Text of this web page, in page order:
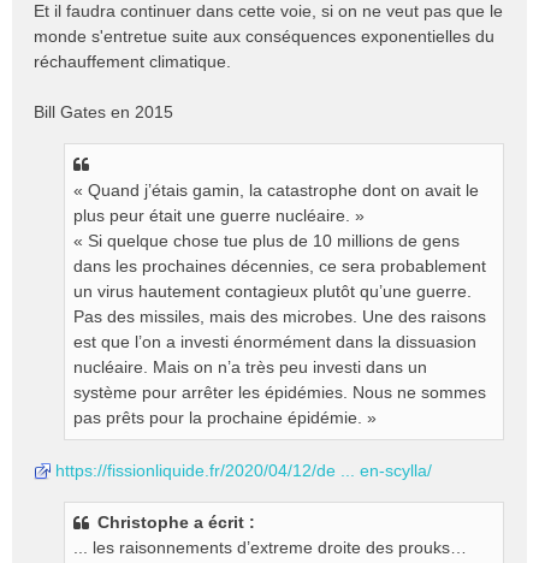
Et il faudra continuer dans cette voie, si on ne veut pas que le
monde s'entretue suite aux conséquences exponentielles du
réchauffement climatique.
Bill Gates en 2015
« Quand j’étais gamin, la catastrophe dont on avait le
plus peur était une guerre nucléaire. »
« Si quelque chose tue plus de 10 millions de gens
dans les prochaines décennies, ce sera probablement
un virus hautement contagieux plutôt qu’une guerre.
Pas des missiles, mais des microbes. Une des raisons
est que l’on a investi énormément dans la dissuasion
nucléaire. Mais on n’a très peu investi dans un
système pour arrêter les épidémies. Nous ne sommes
pas prêts pour la prochaine épidémie. »
https://fissionliquide.fr/2020/04/12/de ... en-scylla/
Christophe a écrit :
... les raisonnements d’extreme droite des prouks…